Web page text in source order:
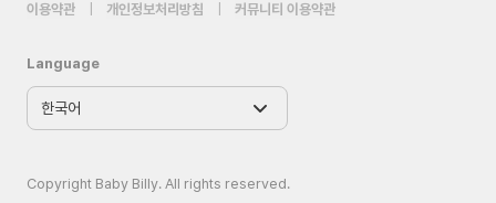
이용약관 개인정보처리방침 커뮤니티 이용약관
Language
Copyright Baby Billy. All rights reserved.